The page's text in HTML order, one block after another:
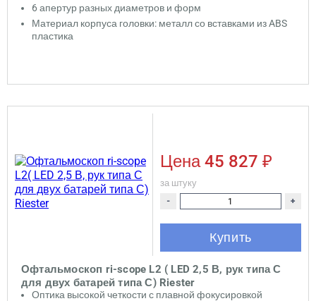
6 апертур разных диаметров и форм
Материал корпуса головки: металл со вставками из ABS
пластика
Офтальмоскоп ri-scope L2 ( LED 2,5 В, рук типа С
для двух батарей типа С) Riester
Оптика высокой четкости с плавной фокусировкой
Цена45 827 ₽
за штуку
- +
Купить